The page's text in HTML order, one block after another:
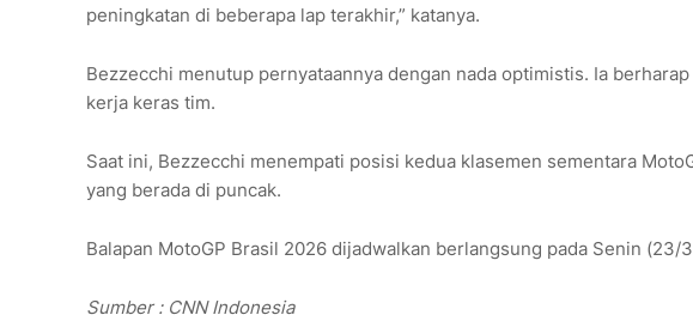
peningkatan di beberapa lap terakhir,” katanya.
Bezzecchi menutup pernyataannya dengan nada optimistis. Ia
kerja keras tim.
Saat ini, Bezzecchi menempati posisi kedua klasemen sementara
yang berada di puncak.
Balapan MotoGP Brasil 2026 dijadwalkan berlangsung pada Senin (23/
Sumber : CNN Indonesia